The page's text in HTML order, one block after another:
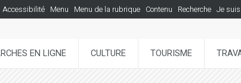
Accessibilité Menu Menu de la rubrique Contenu Recherche Je suis
EN LIGNE CULTURE TOURISME